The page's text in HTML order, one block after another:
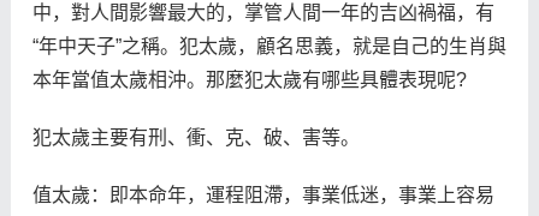
中，對人間影響最大的，掌管人間一年的吉凶禍福，有
“年中天子”之稱。犯太歲，顧名思義，就是自己的生肖與
本年當值太歲相沖。那麼犯太歲有哪些具體表現呢?
犯太歲主要有刑、衝、克、破、害等。
值太歲：即本命年，運程阻滯，事業低迷，事業上容易